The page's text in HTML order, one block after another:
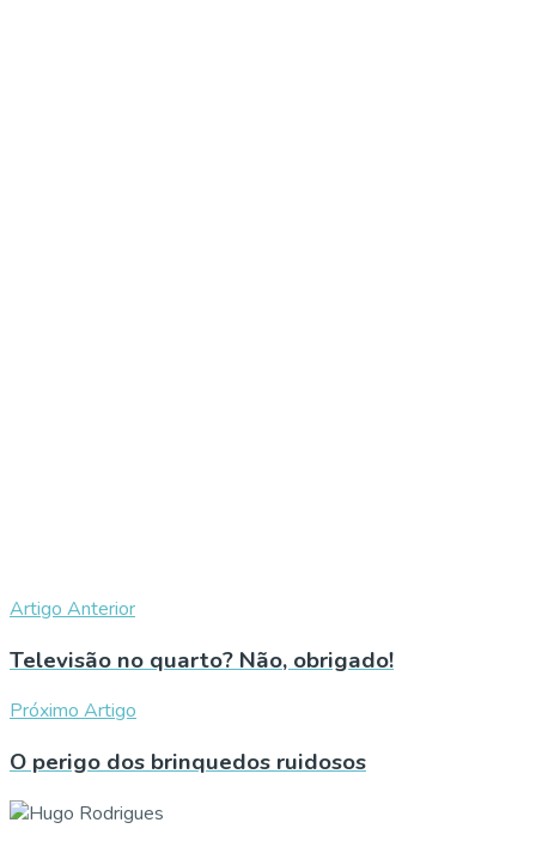
Artigo Anterior
Televisão no quarto? Não, obrigado!
Próximo Artigo
O perigo dos brinquedos ruidosos